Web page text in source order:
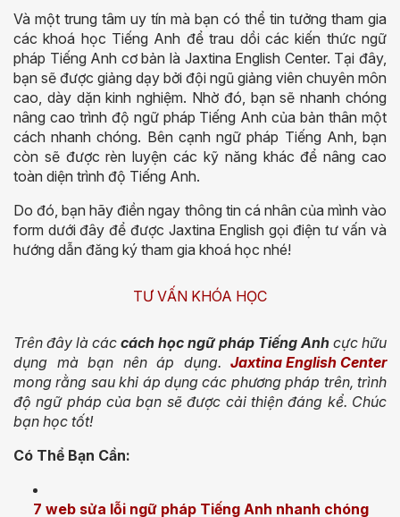
Và một trung tâm uy tín mà bạn có thể tin tưởng tham gia
các khoá học Tiếng Anh để trau dồi các kiến thức ngữ
pháp Tiếng Anh cơ bản là Jaxtina English Center. Tại đây,
bạn sẽ được giảng dạy bởi đội ngũ giảng viên chuyên môn
cao, dày dặn kinh nghiệm. Nhờ đó, bạn sẽ nhanh chóng
nâng cao trình độ ngữ pháp Tiếng Anh của bản thân một
cách nhanh chóng. Bên cạnh ngữ pháp Tiếng Anh, bạn
còn sẽ được rèn luyện các kỹ năng khác để nâng cao
toàn diện trình độ Tiếng Anh.
Do đó, bạn hãy điền ngay thông tin cá nhân của mình vào
form dưới đây để được Jaxtina English gọi điện tư vấn và
hướng dẫn đăng ký tham gia khoá học nhé!
TƯ VẤN KHÓA HỌC
Trên đây là các cách học ngữ pháp Tiếng Anh cực hữu
dụng mà bạn nên áp dụng. Jaxtina English Center
mong rằng sau khi áp dụng các phương pháp trên, trình
độ ngữ pháp của bạn sẽ được cải thiện đáng kể. Chúc
bạn học tốt!
Có Thể Bạn Cần:
7 web sửa lỗi ngữ pháp Tiếng Anh nhanh chóng